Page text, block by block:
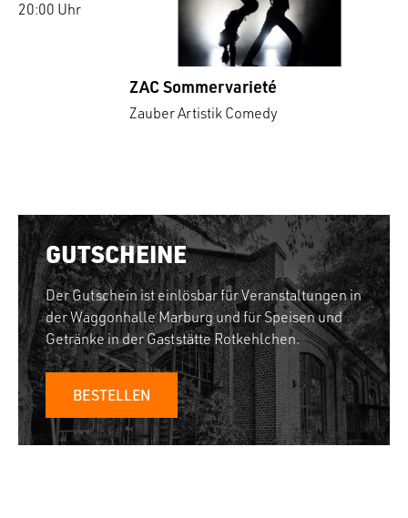
20:00 Uhr
ZAC Sommervarieté
Zauber Artistik Comedy
GUTSCHEINE
Der Gutschein ist einlösbar für Veranstaltungen in
der Waggonhalle Marburg und für Speisen und
Getränke in der Gaststätte Rotkehlchen.
BESTELLEN